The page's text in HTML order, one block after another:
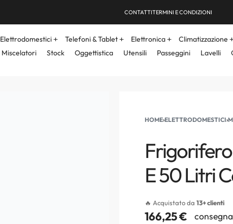
CONTATTITERMINI E CONDIZIONI
Elettrodomestici Telefoni & Tablet Elettronica Climatizzazione
Miscelatori Stock Oggettistica Utensili Passeggini Lavelli
HOME›ELETTRODOMESTICI›
E 50 Litri
🔥 Acquistato da 13+ clienti
166,25€